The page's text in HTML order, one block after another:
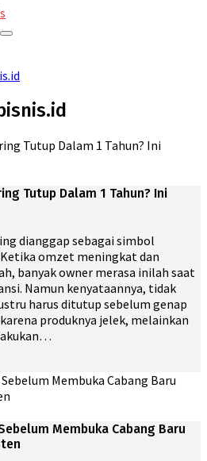
Search
Tutup Dalam 1 Tahun? Ini
dianggap sebagai simbol
Ketika omzet meningkat dan
banyak owner merasa inilah saat
Namun kenyataannya, tidak
harus ditutup sebelum genap
produknya jelek, melainkan
Membuka Cabang Baru